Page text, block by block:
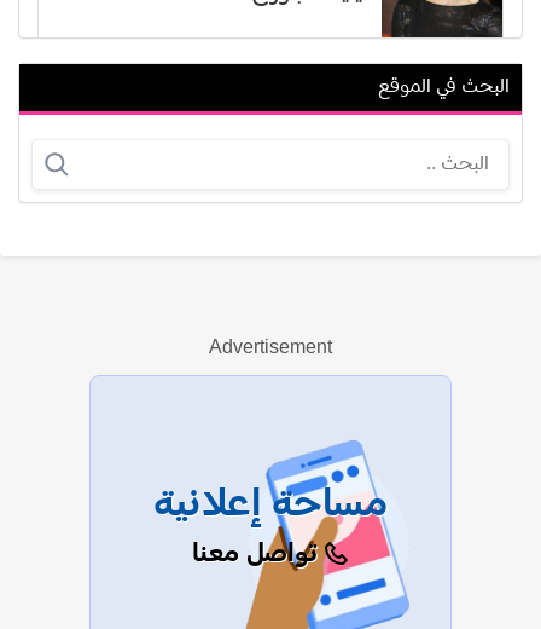
البحث في الموقع
Advertisement
مساحة إعلانية
تواصل معنا